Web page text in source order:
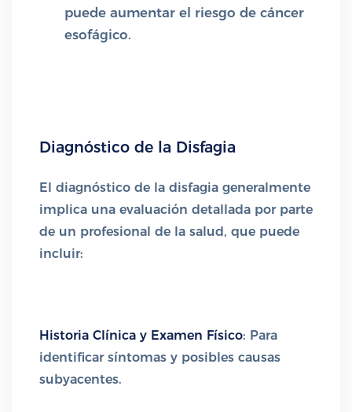
puede aumentar el riesgo de cáncer
esofágico.
Diagnóstico de la Disfagia
El diagnóstico de la disfagia generalmente
implica una evaluación detallada por parte
de un profesional de la salud, que puede
incluir:
Historia Clínica y Examen Físico: Para
identificar síntomas y posibles causas
subyacentes.